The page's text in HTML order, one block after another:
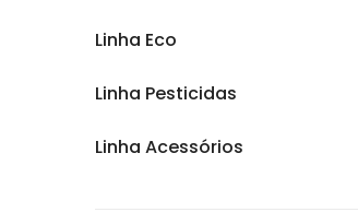
Linha Eco
Linha Pesticidas
Linha Acessórios